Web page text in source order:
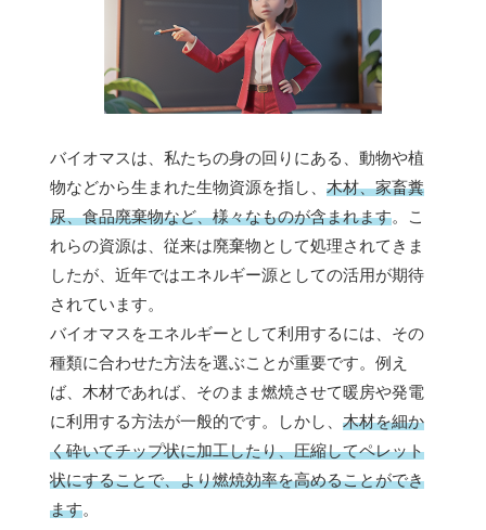
バイオマスは、私たちの身の回りにある、動物や植
物などから生まれた生物資源を指し、 木材、家畜糞
尿、食品廃棄物など、様々なものが含まれます。こ
れらの資源は、従来は廃棄物として処理されてきま
したが、近年ではエネルギー源としての活用が期待
されています。
バイオマスをエネルギーとして利用するには、その
種類に合わせた方法を選ぶことが重要です。例え
ば、木材であれば、そのまま燃焼させて暖房や発電
に利用する方法が一般的です。しかし、 木材を細か
く砕いてチップ状に加工したり、圧縮してペレット
状にすることで、より燃焼効率を高めることができ
ます。